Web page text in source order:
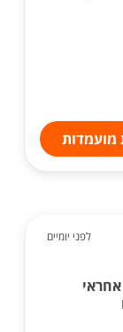
לפני יומיים